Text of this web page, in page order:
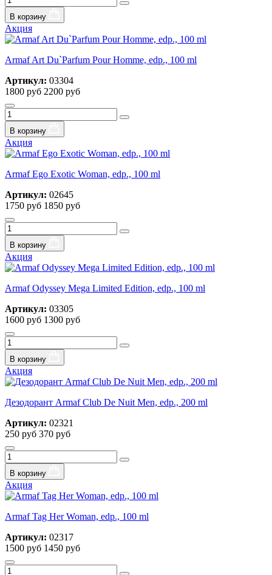
В корзину
Акция
Armaf Art Du`Parfum Pour Homme, edp., 100 ml
Артикул: 03304
1800 руб 2200 руб
В корзину
Акция
Armaf Ego Exotic Woman, edp., 100 ml
Артикул: 02645
1750 руб 1850 руб
В корзину
Акция
Armaf Odyssey Mega Limited Edition, edp., 100 ml
Артикул: 03305
1600 руб 1300 руб
В корзину
Акция
Дезодорант Armaf Club De Nuit Men, edp., 200 ml
Артикул: 02321
250 руб 370 руб
В корзину
Акция
Armaf Tag Her Woman, edp., 100 ml
Артикул: 02317
1500 руб 1450 руб